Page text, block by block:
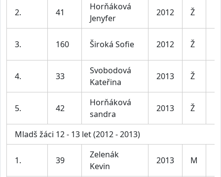
2. 41
Horňáková
Jenyfer
2012 Ž
3. 160 Široká Sofie 2012 Ž
4. 33
Svobodová
Kateřina
2013 Ž
5. 42
Horňáková
sandra
2013 Ž
Mladš žáci 12 - 13 let (2012 - 2013)
1. 39
Zelenák
Kevin
2013 M